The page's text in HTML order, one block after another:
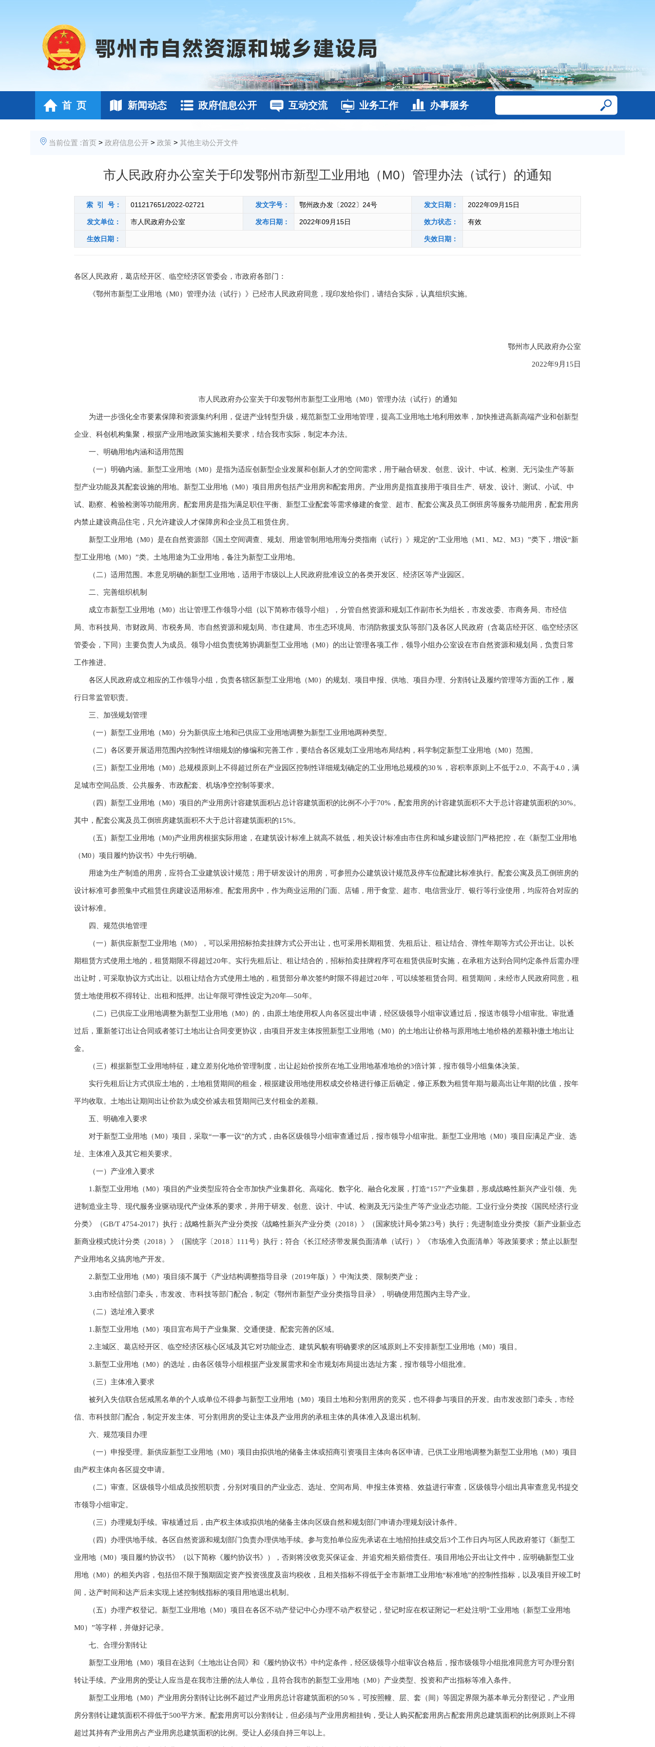
首 页 新闻动态 政府信息公开 互动交流 业务工作 办事服务
当前位置 :首页 > 政府信息公开 > 政策 > 其他主动公开文件
市人民政府办公室关于印发鄂州市新型工业用地（M0）管理办法（试行）的通知
索 引 号： 011217651/2022-02721 发文字号： 鄂州政办发〔2022〕24号 发文日期： 2022年09月15日
发文单位： 市人民政府办公室 发布日期： 2022年09月15日 效力状态： 有效
生效日期： 失效日期：
各区人民政府，葛店经开区、临空经济区管委会，市政府各部门：
《鄂州市新型工业用地（M0）管理办法（试行）》已经市人民政府同意，现印发给你们，请结合实际，认真组织实施。
鄂州市人民政府办公室
2022年9月15日
市人民政府办公室关于印发鄂州市新型工业用地（M0）管理办法（试行）的通知
为进一步强化全市要素保障和资源集约利用，促进产业转型升级，规范新型工业用地管理，提高工业用地土地利用效率，加快推进高新高端产业和创新型
企业、科创机构集聚，根据产业用地政策实施相关要求，结合我市实际，制定本办法。
一、明确用地内涵和适用范围
（一）明确内涵。新型工业用地（M0）是指为适应创新型企业发展和创新人才的空间需求，用于融合研发、创意、设计、中试、检测、无污染生产等新
型产业功能及其配套设施的用地。新型工业用地（M0）项目用房包括产业用房和配套用房。产业用房是指直接用于项目生产、研发、设计、测试、小试、中
试、勘察、检验检测等功能用房。配套用房是指为满足职住平衡、新型工业配套等需求修建的食堂、超市、配套公寓及员工倒班房等服务功能用房，配套用房
内禁止建设商品住宅，只允许建设人才保障房和企业员工租赁住房。
新型工业用地（M0）是在自然资源部《国土空间调查、规划、用途管制用地用海分类指南（试行）》规定的“工业用地（M1、M2、M3）”类下，增设“新
型工业用地（M0）”类。土地用途为工业用地，备注为新型工业用地。
（二）适用范围。本意见明确的新型工业用地，适用于市级以上人民政府批准设立的各类开发区、经济区等产业园区。
二、完善组织机制
成立市新型工业用地（M0）出让管理工作领导小组（以下简称市领导小组），分管自然资源和规划工作副市长为组长，市发改委、市商务局、市经信
局、市科技局、市财政局、市税务局、市自然资源和规划局、市住建局、市生态环境局、市消防救援支队等部门及各区人民政府（含葛店经开区、临空经济区
管委会，下同）主要负责人为成员。领导小组负责统筹协调新型工业用地（M0）的出让管理各项工作，领导小组办公室设在市自然资源和规划局，负责日常
工作推进。
各区人民政府成立相应的工作领导小组，负责各辖区新型工业用地（M0）的规划、项目申报、供地、项目办理、分割转让及履约管理等方面的工作，履
行日常监管职责。
三、加强规划管理
（一）新型工业用地（M0）分为新供应土地和已供应工业用地调整为新型工业用地两种类型。
（二）各区要开展适用范围内控制性详细规划的修编和完善工作，要结合各区规划工业用地布局结构，科学制定新型工业用地（M0）范围。
（三）新型工业用地（M0）总规模原则上不得超过所在产业园区控制性详细规划确定的工业用地总规模的30％，容积率原则上不低于2.0、不高于4.0，满
足城市空间品质、公共服务、市政配套、机场净空控制等要求。
（四）新型工业用地（M0）项目的产业用房计容建筑面积占总计容建筑面积的比例不小于70%，配套用房的计容建筑面积不大于总计容建筑面积的30%。
其中，配套公寓及员工倒班房建筑面积不大于总计容建筑面积的15%。
（五）新型工业用地（M0)产业用房根据实际用途，在建筑设计标准上就高不就低，相关设计标准由市住房和城乡建设部门严格把控，在《新型工业用地
（M0）项目履约协议书》中先行明确。
用途为生产制造的用房，应符合工业建筑设计规范；用于研发设计的用房，可参照办公建筑设计规范及停车位配建比标准执行。配套公寓及员工倒班房的
设计标准可参照集中式租赁住房建设适用标准。配套用房中，作为商业运用的门面、店铺，用于食堂、超市、电信营业厅、银行等行业使用，均应符合对应的
设计标准。
四、规范供地管理
（一）新供应新型工业用地（M0），可以采用招标拍卖挂牌方式公开出让，也可采用长期租赁、先租后让、租让结合、弹性年期等方式公开出让。以长
期租赁方式使用土地的，租赁期限不得超过20年。实行先租后让、租让结合的，招标拍卖挂牌程序可在租赁供应时实施，在承租方达到合同约定条件后需办理
出让时，可采取协议方式出让。以租让结合方式使用土地的，租赁部分单次签约时限不得超过20年，可以续签租赁合同。租赁期间，未经市人民政府同意，租
赁土地使用权不得转让、出租和抵押。出让年限可弹性设定为20年—50年。
（二）已供应工业用地调整为新型工业用地（M0）的，由原土地使用权人向各区提出申请，经区级领导小组审议通过后，报送市领导小组审批。审批通
过后，重新签订出让合同或者签订土地出让合同变更协议，由项目开发主体按照新型工业用地（M0）的土地出让价格与原用地土地价格的差额补缴土地出让
金。
（三）根据新型工业用地特征，建立差别化地价管理制度，出让起始价按所在地工业用地基准地价的3倍计算，报市领导小组集体决策。
实行先租后让方式供应土地的，土地租赁期间的租金，根据建设用地使用权成交价格进行修正后确定，修正系数为租赁年期与最高出让年期的比值，按年
平均收取。土地出让期间出让价款为成交价减去租赁期间已支付租金的差额。
五、明确准入要求
对于新型工业用地（M0）项目，采取“一事一议”的方式，由各区级领导小组审查通过后，报市领导小组审批。新型工业用地（M0）项目应满足产业、选
址、主体准入及其它相关要求。
（一）产业准入要求
1.新型工业用地（M0）项目的产业类型应符合全市加快产业集群化、高端化、数字化、融合化发展，打造“157”产业集群，形成战略性新兴产业引领、先
进制造业主导、现代服务业驱动现代产业体系的要求，并用于研发、创意、设计、中试、检测及无污染生产等产业业态功能。工业行业分类按《国民经济行业
分类》（GB/T 4754-2017）执行；战略性新兴产业分类按《战略性新兴产业分类（2018）》（国家统计局令第23号）执行；先进制造业分类按《新产业新业态
新商业模式统计分类（2018）》（国统字〔2018〕111号）执行；符合《长江经济带发展负面清单（试行）》《市场准入负面清单》等政策要求；禁止以新型
产业用地名义搞房地产开发。
2.新型工业用地（M0）项目须不属于《产业结构调整指导目录（2019年版）》中淘汰类、限制类产业；
3.由市经信部门牵头，市发改、市科技等部门配合，制定《鄂州市新型产业分类指导目录》，明确使用范围内主导产业。
（二）选址准入要求
1.新型工业用地（M0）项目宜布局于产业集聚、交通便捷、配套完善的区域。
2.主城区、葛店经开区、临空经济区核心区域及其它对功能业态、建筑风貌有明确要求的区域原则上不安排新型工业用地（M0）项目。
3.新型工业用地（M0）的选址，由各区领导小组根据产业发展需求和全市规划布局提出选址方案，报市领导小组批准。
（三）主体准入要求
被列入失信联合惩戒黑名单的个人或单位不得参与新型工业用地（M0）项目土地和分割用房的竞买，也不得参与项目的开发。由市发改部门牵头，市经
信、市科技部门配合，制定开发主体、可分割用房的受让主体及产业用房的承租主体的具体准入及退出机制。
六、规范项目办理
（一）申报受理。新供应新型工业用地（M0）项目由拟供地的储备主体或招商引资项目主体向各区申请。已供工业用地调整为新型工业用地（M0）项目
由产权主体向各区提交申请。
（二）审查。区级领导小组成员按照职责，分别对项目的产业业态、选址、空间布局、申报主体资格、效益进行审查，区级领导小组出具审查意见书提交
市领导小组审定。
（三）办理规划手续。审核通过后，由产权主体或拟供地的储备主体向区级自然和规划部门申请办理规划设计条件。
（四）办理供地手续。各区自然资源和规划部门负责办理供地手续。参与竞拍单位应先承诺在土地招拍挂成交后3个工作日内与区人民政府签订《新型工
业用地（M0）项目履约协议书》（以下简称《履约协议书》），否则将没收竞买保证金、并追究相关赔偿责任。项目用地公开出让文件中，应明确新型工业
用地（M0）的相关内容，包括但不限于预期固定资产投资强度及亩均税收，且相关指标不得低于全市新增工业用地“标准地”的控制性指标，以及项目开竣工时
间，达产时间和达产后未实现上述控制线指标的项目用地退出机制。
（五）办理产权登记。新型工业用地（M0）项目在各区不动产登记中心办理不动产权登记，登记时应在权证附记一栏处注明“工业用地（新型工业用地
M0）”等字样，并做好记录。
七、合理分割转让
新型工业用地（M0）项目在达到《土地出让合同》和《履约协议书》中约定条件，经区级领导小组审议合格后，报市级领导小组批准同意方可办理分割
转让手续。产业用房的受让人应当是在我市注册的法人单位，且符合我市的新型工业用地（M0）产业类型、投资和产出指标等准入条件。
新型工业用地（M0）产业用房分割转让比例不超过产业用房总计容建筑面积的50％，可按照幢、层、套（间）等固定界限为基本单元分割登记，产业用
房分割转让建筑面积不得低于500平方米。配套用房可以分割转让，但必须与产业用房相挂钩，受让人购买配套用房占配套用房总建筑面积的比例原则上不得
超过其持有产业用房占产业用房总建筑面积的比例。受让人必须自持三年以上。